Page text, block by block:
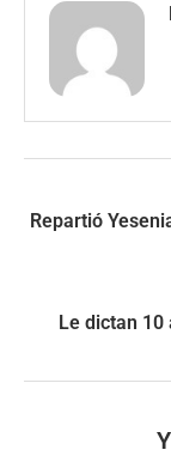
Repartió
Le dictan 10